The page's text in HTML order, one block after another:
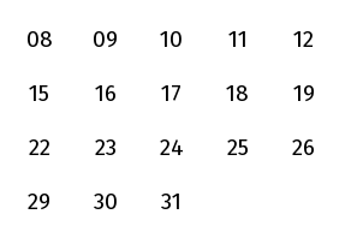
08
09 10 11 12
15
16 17 18 19
22
23 24 25 26
29
30 31